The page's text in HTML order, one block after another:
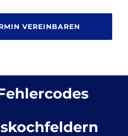
VEREINBAREN